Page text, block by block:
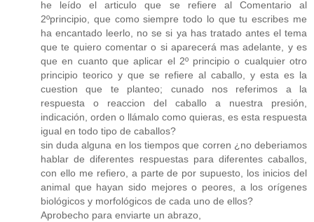
he leído el articulo que se refiere al Comentario al
2ºprincipio, que como siempre todo lo que tu escribes me
ha encantado leerlo, no se si ya has tratado antes el tema
que te quiero comentar o si aparecerá mas adelante, y es
que en cuanto que aplicar el 2º principio o cualquier otro
principio teorico y que se refiere al caballo, y esta es la
cuestion que te planteo; cunado nos referimos a la
respuesta o reaccion del caballo a nuestra presión,
indicación, orden o llámalo como quieras, es esta respuesta
igual en todo tipo de caballos?
sin duda alguna en los tiempos que corren ¿no deberiamos
hablar de diferentes respuestas para diferentes caballos,
con ello me refiero, a parte de por supuesto, los inicios del
animal que hayan sido mejores o peores, a los orígenes
biológicos y morfológicos de cada uno de ellos?
Aprobecho para enviarte un abrazo,